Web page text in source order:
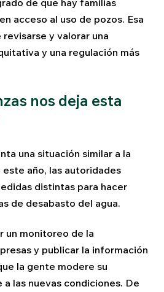
de que hay familias
acceso al uso de pozos. Esa
y valorar una
y una regulación más
nos deja esta
una situación similar a la
año, las autoridades
distintas para hacer
de desabasto del agua.
un monitoreo de la
y publicar la información
la gente modere su
las nuevas condiciones. De